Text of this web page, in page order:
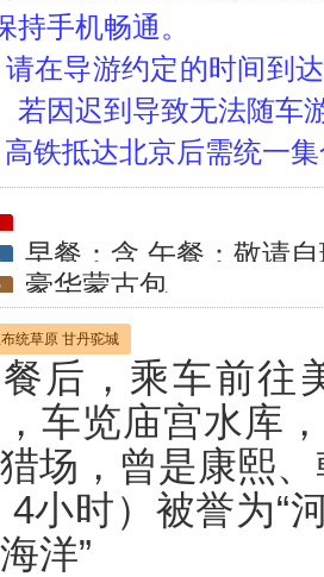
持手机畅通。
请在导游约定的时间到
若因迟到导致无法随车
铁抵达北京后需统一
早餐：含 午餐：敬请
豪华蒙古包
统草原 甘丹驼城
后，乘车前往
车览庙宫水库
场，曾是康熙
4小时）被誉为“
洋”